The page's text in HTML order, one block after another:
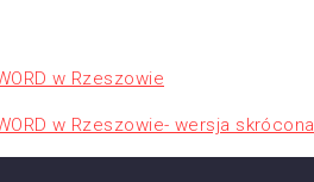
w Rzeszowie
w Rzeszowie- wersja skrócona